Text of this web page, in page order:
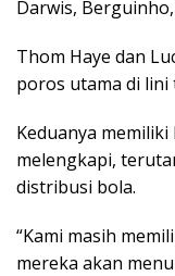
Darwis,
Thom Haye dan
poros utama di lini
Keduanya
melengkapi,
distribusi bola.
“Kami masih
mereka akan